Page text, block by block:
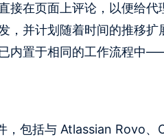
接在页面上评论，以便给
，并计划随着时间的推移
内置于相同的工作流程中
，包括与 Atlassian Rovo、